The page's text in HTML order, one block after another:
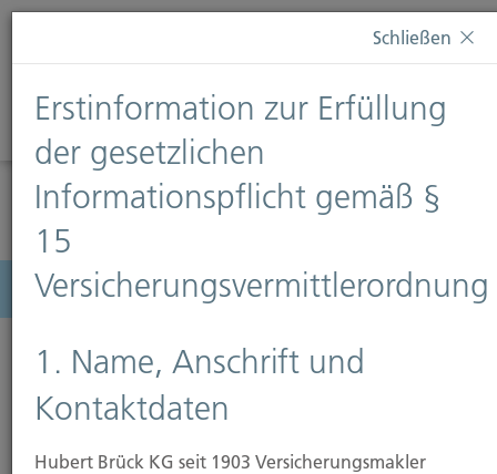
Diese Webseite verwendet Cookies. Wenn Sie weiterhin
Informationen finden Sie auf unserer SeiteDatenschutz
Diese Nachricht nicht erneut anzeigen
Menü
Schließen
Erstinformation zur Erfüllung
der gesetzlichen
Informationspflicht gemäß §
15
Versicherungsvermittlerordnung
1. Name, Anschrift und
Kontaktdaten
Hubert Brück KG seit 1903 Versicherungsmakler